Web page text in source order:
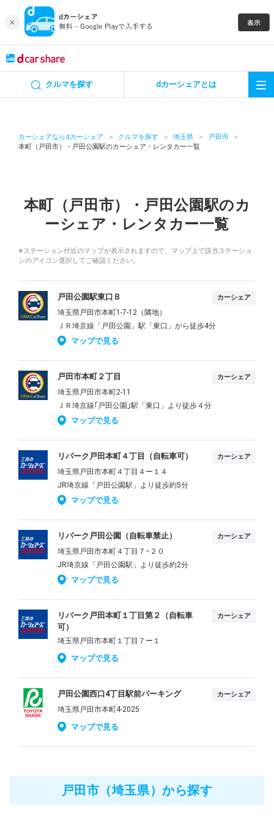
クルマを探す dカーシェアとは
カーシェアならdカーシェア クルマを探す 埼玉県
戸田市
本町（戸田市）・戸田公園駅のカーシェア・レンタカー一覧
本町（戸田市）・戸田公園駅のカ
ーシェア・レンタカー一覧
※ステーション付近のマップが表示されますので、マップ上で該当ステーショ
ンのアイコン選択してご確認ください。
戸田公園駅東口Ｂ カーシェア
埼玉県戸田市本町1-7-12（隣地）
ＪＲ埼京線「戸田公園」駅「東口」から徒歩4分
マップで見る
戸田市本町２丁目 カーシェア
埼玉県戸田市本町2-11
ＪＲ埼京線｢戸田公園｣駅「東口」より徒歩４分
マップで見る
リパーク戸田本町４丁目（自転車可） カーシェア
埼玉県戸田市本町４丁目４ー１４
JR埼京線「戸田公園駅」より徒歩約5分
マップで見る
リパーク戸田公園（自転車禁止） カーシェア
埼玉県戸田市本町４丁目７−２０
JR埼京線「戸田公園駅」より徒歩約2分
マップで見る
リパーク戸田本町１丁目第２（自転車
可）
カーシェア
埼玉県戸田市本町１丁目７ー１
マップで見る
戸田公園西口4丁目駅前パーキング カーシェア
埼玉県戸田市本町4-2025
マップで見る
戸田市（埼玉県）から探す
カーシェア
特集
アプリの使い方